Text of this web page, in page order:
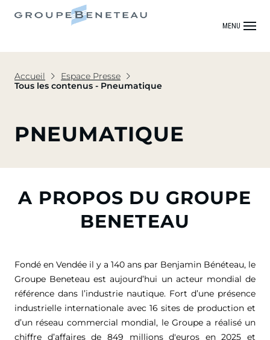
MENU
Accueil
Espace Presse
Tous les contenus - Pneumatique
PNEUMATIQUE
A PROPOS DU GROUPE
BENETEAU
Fondé en Vendée il y a 140 ans par Benjamin Bénéteau, le
Groupe Beneteau est aujourd’hui un acteur mondial de
référence dans l’industrie nautique. Fort d’une présence
industrielle internationale avec 16 sites de production et
d’un réseau commercial mondial, le Groupe a réalisé un
chiffre d’affaires de 849 millions d'euros en 2025 et